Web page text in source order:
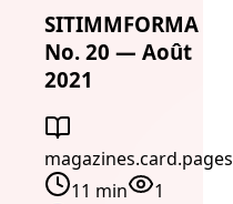
SITIMMFORMA
No. 20 — Août
2021
magazines.card.pages
11 min
1